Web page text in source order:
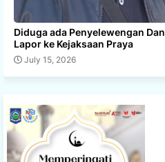
Diduga ada Penyelewengan
Lapor ke Kejaksaan Praya
July 15, 2026